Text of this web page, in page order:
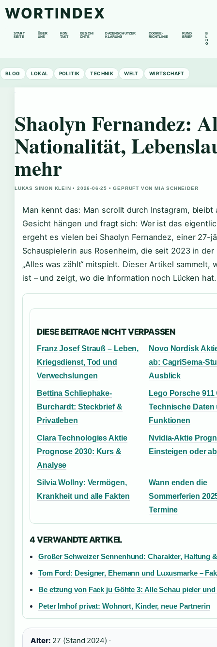
WORTINDEX
START
SEITE
ÜBER
UNS
KON
TAKT
GESCHI
CHTE
DATENSCHUTZER
KLÄRUNG
COOKIE-
RICHTLINIE
RUND
BRIEF
B
O
G
BLOG LOKAL POLITIK TECHNIK WELT WIRTSCHAFT
Shaolyn Fernandez:
Nationalität,
mehr
LUKAS SIMON KLEIN • 2026-06-25 • GEPRUFT VON MIA SCHNEIDER
Man kennt das: Man scrollt durch Instagram, bleibt
Gesicht hängen und fragt sich: Wer ist das
ergeht es vielen bei Shaolyn Fernandez, einer 27-
Schauspielerin aus Rosenheim, die seit 2023 in der
„Alles was zählt“ mitspielt. Dieser Artikel sammelt,
ist – und zeigt, wo die Information noch Lücken hat.
DIESE BEITRAGE NICHT VERPASSEN
Franz Josef Strauß – Leben,
Kriegsdienst, Tod und
Verwechslungen
Novo Nordisk
ab: CagriSema-
Ausblick
Bettina Schliephake-
Burchardt: Steckbrief &
Privatleben
Lego Porsche 911
Technische Daten
Funktionen
Clara Technologies Aktie
Prognose 2030: Kurs &
Analyse
Nvidia-Aktie
Einsteigen oder
Silvia Wollny: Vermögen,
Krankheit und alle Fakten
Wann enden die
Sommerferien
Termine
4 VERWANDTE ARTIKEL
Großer Schweizer Sennenhund: Charakter, Haltung
Tom Ford: Designer, Ehemann und Luxusmarke –
Be etzung von Fack ju Göhte 3: Alle Schau pieler
Peter Imhof privat: Wohnort, Kinder, neue Partnerin
Alter: 27 (Stand 2024) ·